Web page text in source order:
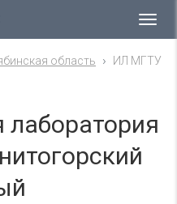
область ИЛ МГТУ